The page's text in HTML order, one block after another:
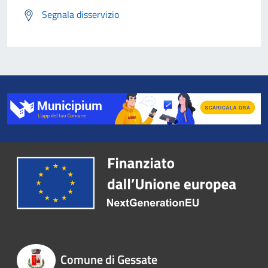
Segnala disservizio
Comune di Gessate